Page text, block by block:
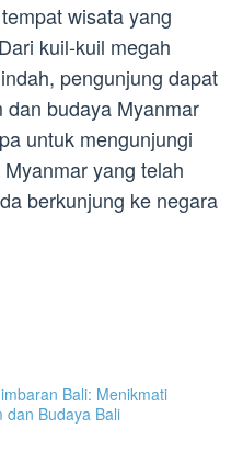
wisata yang
kuil-kuil megah
pengunjung dapat
budaya Myanmar
untuk mengunjungi
yang telah
berkunjung ke negara
Bali: Menikmati
dan Budaya Bali